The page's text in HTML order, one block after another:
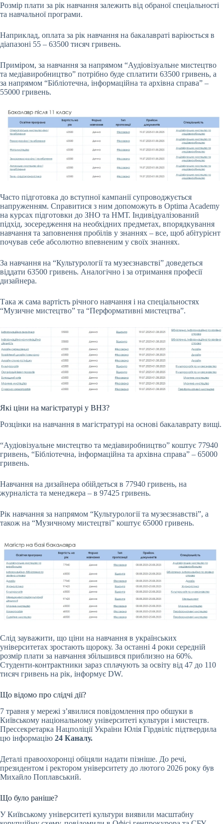
Розмір плати за рік навчання залежить від обраної спеціальності
та навчальної програми.
Наприклад, оплата за рік навчання на бакалавраті варіюється в
діапазоні 55 – 63500 тисяч гривень.
Приміром, за навчання за напрямом “Аудіовізуальне мистецтво
та медіавиробництво” потрібно буде сплатити 63500 гривень, а
за напрямом “Бібліотечна, інформаційна та архівна справа” –
55000 гривень.
Часто підготовка до вступної кампанії супроводжується
напруженням. Справитися з ним допоможуть в Optima Academy
на курсах підготовки до ЗНО та НМТ. Індивідуалізований
підхід, зосередження на необхідних предметах, впорядкування
навчання та заповнення пробілів у знаннях – все, щоб абітурієнт
почував себе абсолютно впевненим у своїх знаннях.
За навчання на “Культурології та музеєзнавстві” доведеться
віддати 63500 гривень. Аналогічно і за отримання професії
дизайнера.
Така ж сама вартість річного навчання і на спеціальностях
“Музичне мистецтво” та “Перформативні мистецтва”.
Які ціни на магістратурі у ВНЗ?
Розцінки на навчання в магістратурі на основі бакалаврату вищі.
“Аудіовізуальне мистецтво та медіавиробництво” коштує 77940
гривень, “Бібліотечна, інформаційна та архівна справа” – 65000
гривень.
Навчання на дизайнера обійдеться в 77940 гривень, на
журналіста та менеджера – в 97425 гривень.
Рік навчання за напрямом “Культурології та музеєзнавстві”, а
також на “Музичному мистецтві” коштує 65000 гривень.
Слід зауважити, що ціни на навчання в українських
університетах зростають щороку. За останні 4 роки середній
розмір плати за навчання збільшився приблизно на 60%.
Студенти-контрактники зараз сплачують за освіту від 47 до 110
тисяч гривень на рік, інформує DW.
Що відомо про слідчі дії?
7 травня у мережі з’явилися повідомлення про обшуки в
Київському національному університеті культури і мистецтв.
Прессекретарка Нацполіції України Юлія Гірдвіліс підтвердила
цю інформацію 24 Каналу.
Деталі правоохоронці обіцяли надати пізніше. До речі,
президентом і ректором університету до лютого 2026 року був
Михайло Поплавський.
Що було раніше?
У Київському університеті культури виявили масштабну